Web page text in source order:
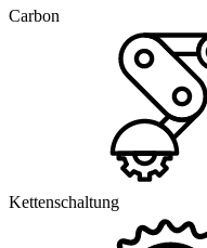
Carbon
Kettenschaltung